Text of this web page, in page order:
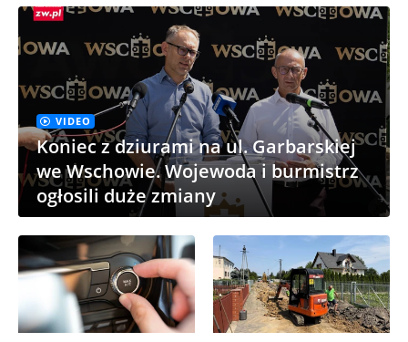
VIDEO
Koniec z dziurami na ul. Garbarskiej
we Wschowie. Wojewoda i burmistrz
ogłosili duże zmiany